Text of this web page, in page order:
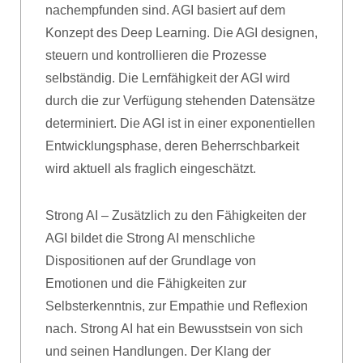
nachempfunden sind. AGI basiert auf dem
Konzept des Deep Learning. Die AGI designen,
steuern und kontrollieren die Prozesse
selbständig. Die Lernfähigkeit der AGI wird
durch die zur Verfügung stehenden Datensätze
determiniert. Die AGI ist in einer exponentiellen
Entwicklungsphase, deren Beherrschbarkeit
wird aktuell als fraglich eingeschätzt.
Strong AI – Zusätzlich zu den Fähigkeiten der
AGI bildet die Strong AI menschliche
Dispositionen auf der Grundlage von
Emotionen und die Fähigkeiten zur
Selbsterkenntnis, zur Empathie und Reflexion
nach. Strong AI hat ein Bewusstsein von sich
und seinen Handlungen. Der Klang der